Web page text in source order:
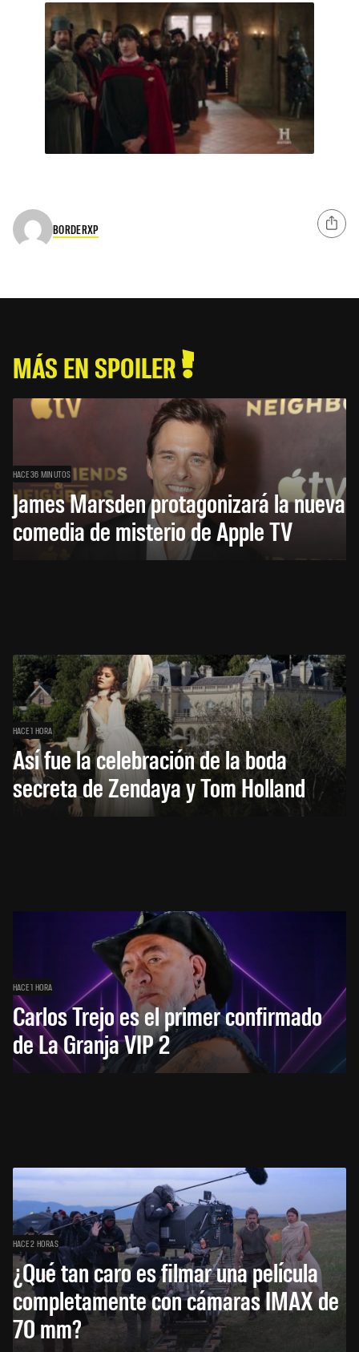
BORDERXP
MÁS EN SPOILER
HACE 36 MINUTOS
James Marsden protagonizará la nueva
comedia de misterio de Apple TV
HACE 1 HORA
Así fue la celebración de la boda
secreta de Zendaya y Tom Holland
HACE 1 HORA
Carlos Trejo es el primer confirmado
de La Granja VIP 2
HACE 2 HORAS
¿Qué tan caro es filmar una película
completamente con cámaras IMAX de
70 mm?